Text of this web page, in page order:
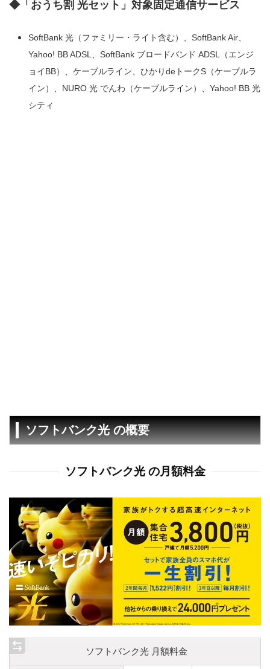
◆「おうち割 光セット」対象固定通信サービス
SoftBank 光（ファミリー・ライト含む）、SoftBank Air、
Yahoo! BB ADSL、SoftBank ブロードバンド ADSL（エンジ
ョイBB）、ケーブルライン、ひかりdeトークS（ケーブルラ
イン）、NURO 光 でんわ（ケーブルライン）、Yahoo! BB 光
シティ
ソフトバンク光 の概要
ソフトバンク光 の月額料金
ソフトバンク光 月額料金